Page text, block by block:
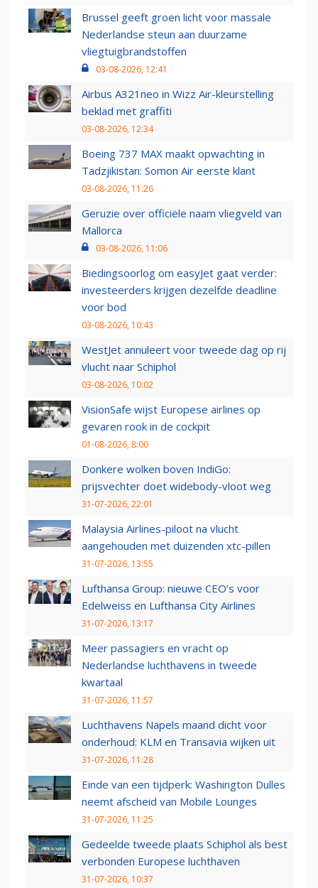
Brussel geeft groen licht voor massale
Nederlandse steun aan duurzame
vliegtuigbrandstoffen
03-08-2026, 12:41
Airbus A321neo in Wizz Air-kleurstelling
beklad met graffiti
03-08-2026, 12:34
Boeing 737 MAX maakt opwachting in
Tadzjikistan: Somon Air eerste klant
03-08-2026, 11:26
Geruzie over officiële naam vliegveld van
Mallorca
03-08-2026, 11:06
Biedingsoorlog om easyJet gaat verder:
investeerders krijgen dezelfde deadline
voor bod
03-08-2026, 10:43
WestJet annuleert voor tweede dag op rij
vlucht naar Schiphol
03-08-2026, 10:02
VisionSafe wijst Europese airlines op
gevaren rook in de cockpit
01-08-2026, 8:00
Donkere wolken boven IndiGo:
prijsvechter doet widebody-vloot weg
31-07-2026, 22:01
Malaysia Airlines-piloot na vlucht
aangehouden met duizenden xtc-pillen
31-07-2026, 13:55
Lufthansa Group: nieuwe CEO’s voor
Edelweiss en Lufthansa City Airlines
31-07-2026, 13:17
Meer passagiers en vracht op
Nederlandse luchthavens in tweede
kwartaal
31-07-2026, 11:57
Luchthavens Napels maand dicht voor
onderhoud: KLM en Transavia wijken uit
31-07-2026, 11:28
Einde van een tijdperk: Washington Dulles
neemt afscheid van Mobile Lounges
31-07-2026, 11:25
Gedeelde tweede plaats Schiphol als best
verbonden Europese luchthaven
31-07-2026, 10:37